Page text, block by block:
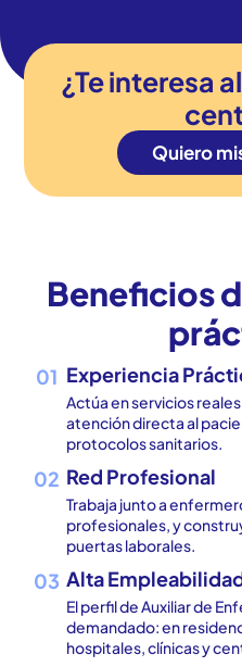
¿Te interesa
Quiero
Beneficios
01 Experiencia
Actúa en servicios
atención directa al
protocolos sanitarios.
02 Red Profesional
Trabaja junto a
profesionales, y
puertas laborales.
03 Alta
El perfil de Auxiliar de
demandado: en
hospitales, clínicas y